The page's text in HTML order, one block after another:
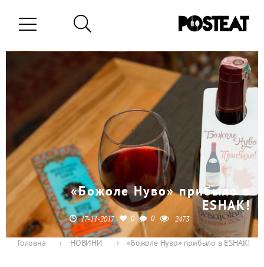
«Божоле Нуво» прибыло в
ESHAK!
17-11-2017 0 0 2473
Головна › НОВИНИ › «Божоле Нуво» прибыло в ESHAK!